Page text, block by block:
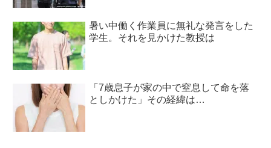
暑い中働く作業員に無礼な発言をした
学生。それを見かけた教授は
「7歳息子が家の中で窒息して命を落
としかけた」その経緯は…